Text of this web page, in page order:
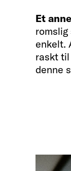
Et
enkelt.
raskt
denne